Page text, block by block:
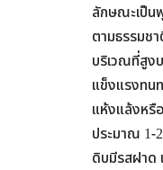
ลักษณะเป็น
ตามธรรมช
บริเวณที่สูง
แข็งแรงทน
แห้งแล้งหรื
ประมาณ 1-
ดิบมีรสฝาด